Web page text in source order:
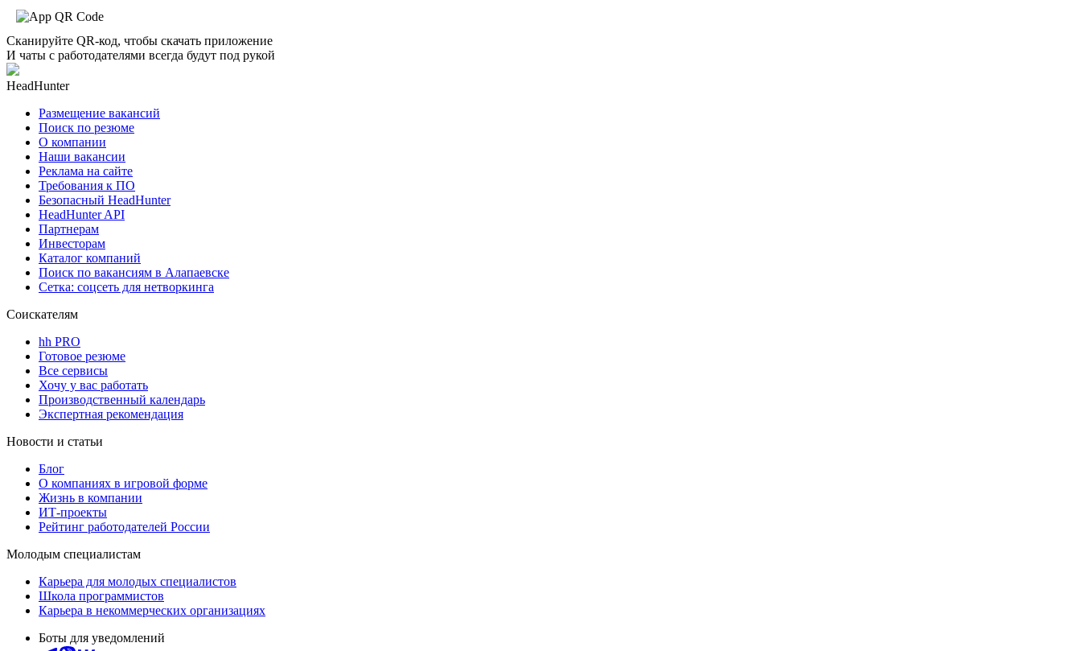
Сканируйте QR-код, чтобы скачать приложение
И чаты с работодателями всегда будут под рукой
HeadHunter
Размещение вакансий
Поиск по резюме
О компании
Наши вакансии
Реклама на сайте
Требования к ПО
Безопасный HeadHunter
HeadHunter API
Партнерам
Инвесторам
Каталог компаний
Поиск по вакансиям в Алапаевске
Сетка: соцсеть для нетворкинга
Соискателям
hh PRO
Готовое резюме
Все сервисы
Хочу у вас работать
Производственный календарь
Экспертная рекомендация
Новости и статьи
Блог
О компаниях в игровой форме
Жизнь в компании
ИТ-проекты
Рейтинг работодателей России
Молодым специалистам
Карьера для молодых специалистов
Школа программистов
Карьера в некоммерческих организациях
Боты для уведомлений